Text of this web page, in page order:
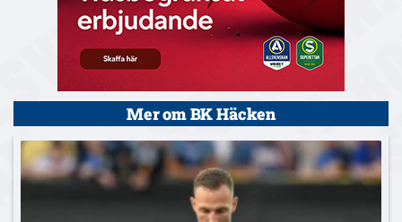
Mer om BK Häcken